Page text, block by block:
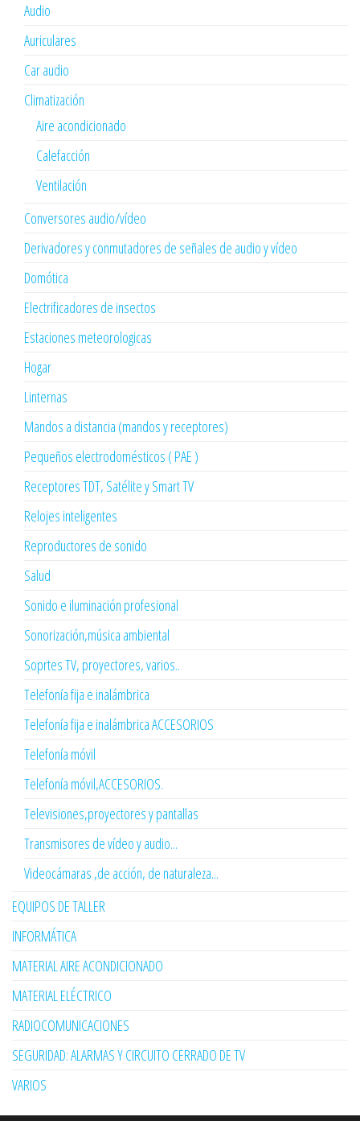
Audio
Auriculares
Car audio
Climatización
Aire acondicionado
Calefacción
Ventilación
Conversores audio/vídeo
Derivadores y conmutadores de señales de audio y vídeo
Domótica
Electrificadores de insectos
Estaciones meteorologicas
Hogar
Linternas
Mandos a distancia (mandos y receptores)
Pequeños electrodomésticos ( PAE )
Receptores TDT, Satélite y Smart TV
Relojes inteligentes
Reproductores de sonido
Salud
Sonido e iluminación profesional
Sonorización,música ambiental
Soprtes TV, proyectores, varios..
Telefonía fija e inalámbrica
Telefonía fija e inalámbrica ACCESORIOS
Telefonía móvil
Telefonía móvil,ACCESORIOS.
Televisiones,proyectores y pantallas
Transmisores de vídeo y audio...
Videocámaras ,de acción, de naturaleza...
EQUIPOS DE TALLER
INFORMÁTICA
MATERIAL AIRE ACONDICIONADO
MATERIAL ELÉCTRICO
RADIOCOMUNICACIONES
SEGURIDAD: ALARMAS Y CIRCUITO CERRADO DE TV
VARIOS